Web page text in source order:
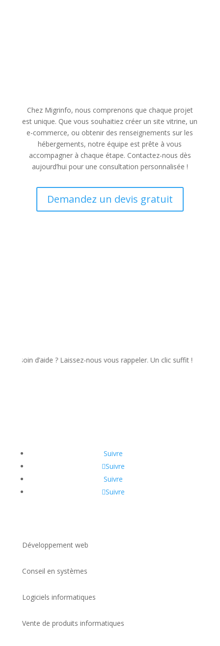
Chez Migrinfo, nous comprenons que chaque projet
est unique. Que vous souhaitiez créer un site vitrine, un
e-commerce, ou obtenir des renseignements sur les
hébergements, notre équipe est prête à vous
accompagner à chaque étape. Contactez-nous dès
aujourd’hui pour une consultation personnalisée !
Demandez un devis gratuit
d’aide ? Laissez-nous vous rappeler. Un clic suffit !
Suivre
Suivre
Suivre
Suivre
Développement web
Conseil en systèmes
Logiciels informatiques
Vente de produits informatiques